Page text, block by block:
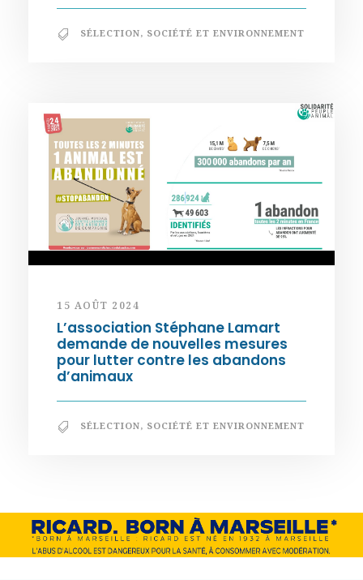
SÉLECTION, SOCIÉTÉ ET ENVIRONNEMENT
15 AOÛT 2024
L’association Stéphane Lamart
demande de nouvelles mesures
pour lutter contre les abandons
d’animaux
SÉLECTION, SOCIÉTÉ ET ENVIRONNEMENT